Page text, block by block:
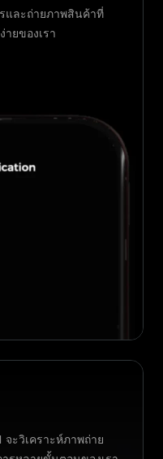
และถ่ายภาพสินค้าที่
ยของเรา
ะวิเคราะห์ภาพถ่าย